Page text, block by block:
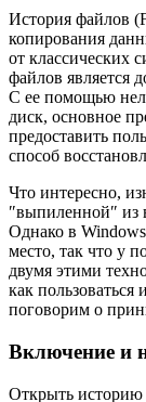
История файлов
копирования
от классических
файлов является
С ее помощью
диск, основное
предоставить
способ
Что интересно,
″выпиленной″ из
Однако в
место, так что у
двумя этими
как
поговорим о
Включение и
Открыть